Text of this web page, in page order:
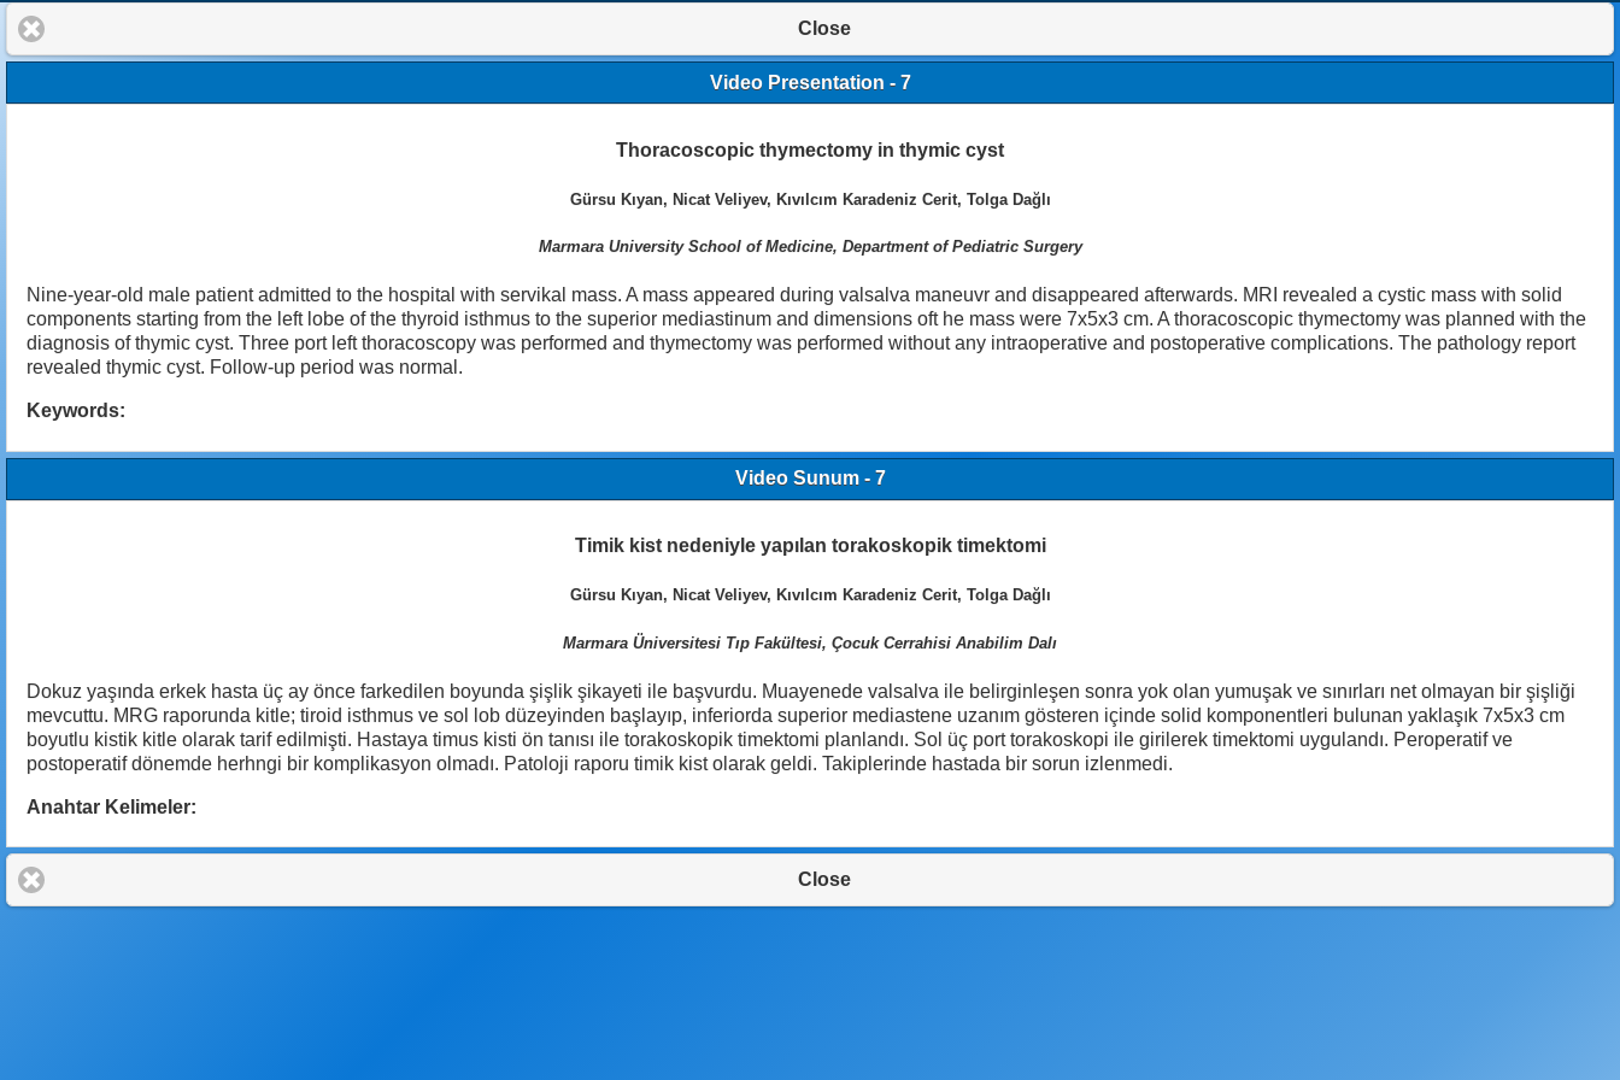
Close
Video Presentation - 7
Thoracoscopic thymectomy in thymic cyst
Gürsu Kıyan, Nicat Veliyev, Kıvılcım Karadeniz Cerit, Tolga Dağlı
Marmara University School of Medicine, Department of Pediatric Surgery
Nine-year-old male patient admitted to the hospital with servikal mass. A mass appeared during valsalva maneuvr and disappeared afterwards. MRI revealed a cystic mass with solid
components starting from the left lobe of the thyroid isthmus to the superior mediastinum and dimensions oft he mass were 7x5x3 cm. A thoracoscopic thymectomy was planned with the
diagnosis of thymic cyst. Three port left thoracoscopy was performed and thymectomy was performed without any intraoperative and postoperative complications. The pathology report
revealed thymic cyst. Follow-up period was normal.
Keywords:
Video Sunum - 7
Timik kist nedeniyle yapılan torakoskopik timektomi
Gürsu Kıyan, Nicat Veliyev, Kıvılcım Karadeniz Cerit, Tolga Dağlı
Marmara Üniversitesi Tıp Fakültesi, Çocuk Cerrahisi Anabilim Dalı
Dokuz yaşında erkek hasta üç ay önce farkedilen boyunda şişlik şikayeti ile başvurdu. Muayenede valsalva ile belirginleşen sonra yok olan yumuşak ve sınırları net olmayan bir şişliği
mevcuttu. MRG raporunda kitle; tiroid isthmus ve sol lob düzeyinden başlayıp, inferiorda superior mediastene uzanım gösteren içinde solid komponentleri bulunan yaklaşık 7x5x3 cm
boyutlu kistik kitle olarak tarif edilmişti. Hastaya timus kisti ön tanısı ile torakoskopik timektomi planlandı. Sol üç port torakoskopi ile girilerek timektomi uygulandı. Peroperatif ve
postoperatif dönemde herhngi bir komplikasyon olmadı. Patoloji raporu timik kist olarak geldi. Takiplerinde hastada bir sorun izlenmedi.
Anahtar Kelimeler:
Close